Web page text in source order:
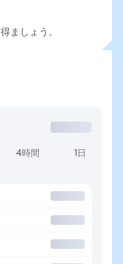
ましょう。
4時間 1日